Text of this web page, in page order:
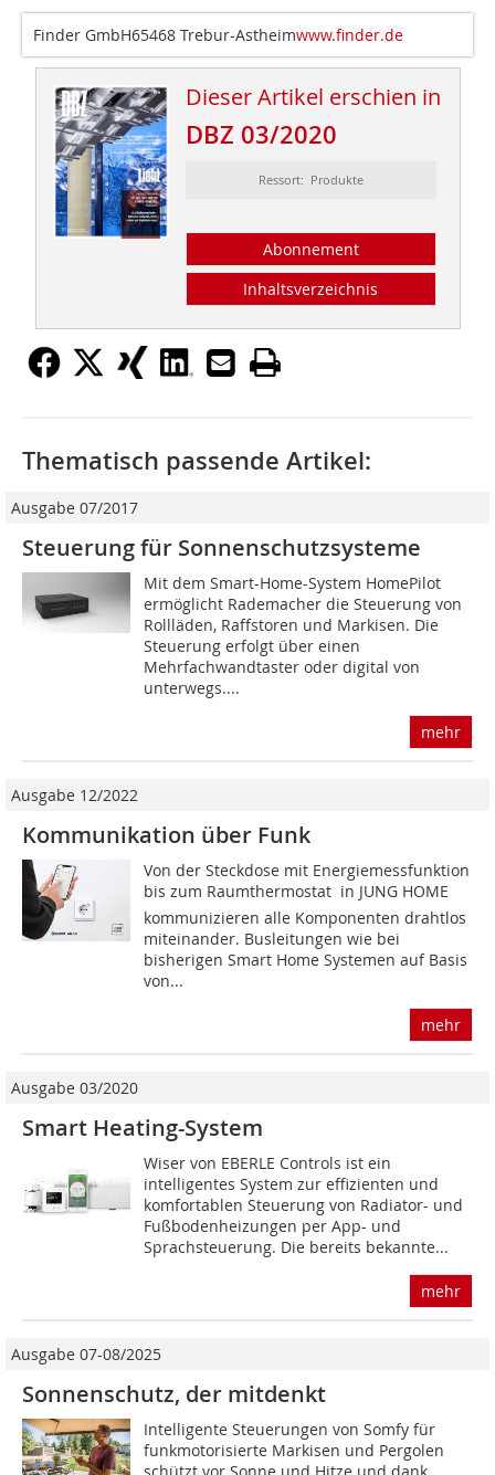
Finder GmbH65468 Trebur-Astheimwww.finder.de
Dieser Artikel erschien in
DBZ 03/2020
Ressort: Produkte
Abonnement
Inhaltsverzeichnis
Thematisch passende Artikel:
Ausgabe 07/2017
Steuerung für Sonnenschutzsysteme
Mit dem Smart-Home-System HomePilot
ermöglicht Rademacher die Steuerung von
Rollläden, Raffstoren und Markisen. Die
Steuerung erfolgt über einen
Mehrfachwandtaster oder digital von
unterwegs....
mehr
Ausgabe 12/2022
Kommunikation über Funk
Von der Steckdose mit Energiemessfunktion
bis zum Raumthermostat  in JUNG HOME
kommunizieren alle Komponenten drahtlos
miteinander. Busleitungen wie bei
bisherigen Smart Home Systemen auf Basis
von...
mehr
Ausgabe 03/2020
Smart Heating-System
Wiser von EBERLE Controls ist ein
intelligentes System zur effizienten und
komfortablen Steuerung von Radiator- und
Fußbodenheizungen per App- und
Sprachsteuerung. Die bereits bekannte...
mehr
Ausgabe 07-08/2025
Sonnenschutz, der mitdenkt
Intelligente Steuerungen von Somfy für
funkmotorisierte Markisen und Pergolen